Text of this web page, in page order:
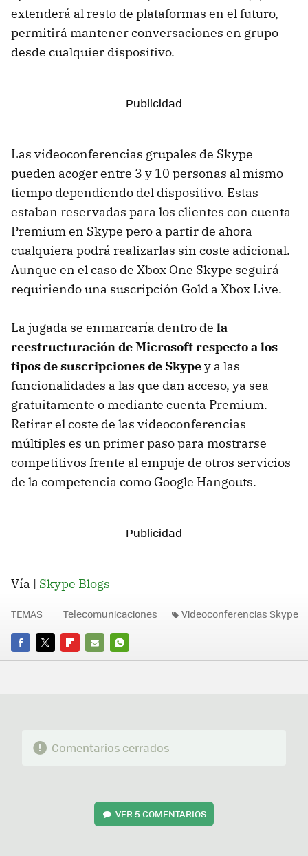
extenderá al resto de plataformas en el futuro,
permitirá mantener conversaciones en grupo
desde cualquier dispositivo.
Las videoconferencias grupales de Skype
pueden acoger entre 3 y 10 personas al mismo
tiempo dependiendo del dispositivo. Estas
estaban reservadas para los clientes con cuenta
Premium en Skype pero a partir de ahora
cualquiera podrá realizarlas sin coste adicional.
Aunque en el caso de Xbox One Skype seguirá
requiriendo una suscripción Gold a Xbox Live.
La jugada se enmarcaría dentro de la
reestructuración de Microsoft respecto a los
tipos de suscripciones de Skypey a las
funcionalidades a las que dan acceso, ya sea
gratuitamente o mediante cuenta Premium.
Retirar el coste de las videoconferencias
múltiples es un primer paso para mostrarse
competitivos frente al empuje de otros servicios
de la competencia como Google Hangouts.
Vía | Skype Blogs
FACEBOOK
TWITTERFLIPBOARD
E-
WHATSAPP
TEMAS Telecomunicaciones Videoconferencias Skype
Comentarios cerrados
VER5 COMENTARIOS